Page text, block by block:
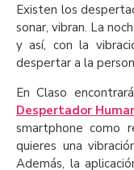
Existen los
sonar, vibran. La
y así, con la
despertar a la
En Claso
Despertador
smartphone como
quieres una
Además, la